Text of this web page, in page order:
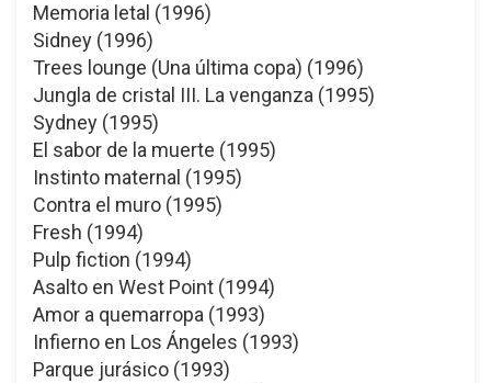
Memoria letal (1996)
Sidney (1996)
Trees lounge (Una última copa) (1996)
Jungla de cristal III. La venganza (1995)
Sydney (1995)
El sabor de la muerte (1995)
Instinto maternal (1995)
Contra el muro (1995)
Fresh (1994)
Pulp fiction (1994)
Asalto en West Point (1994)
Amor a quemarropa (1993)
Infierno en Los Ángeles (1993)
Parque jurásico (1993)